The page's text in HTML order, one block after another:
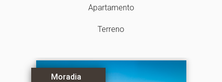
Apartamento
Terreno
Moradia